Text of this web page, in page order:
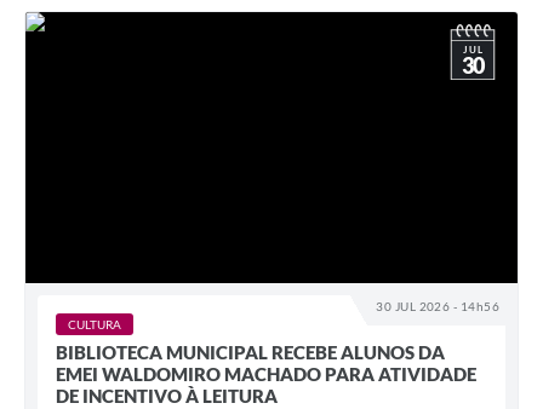
30 JUL 2026 - 14h56
JUL
30
CULTURA
BIBLIOTECA MUNICIPAL RECEBE ALUNOS DA
EMEI WALDOMIRO MACHADO PARA ATIVIDADE
DE INCENTIVO À LEITURA